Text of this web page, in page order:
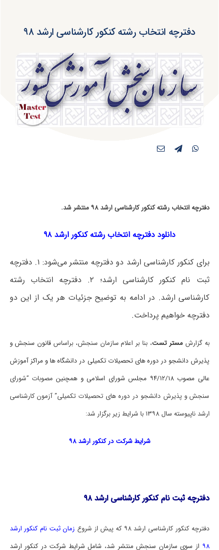
دفترچه انتخاب رشته کنکور کارشناسی ارشد ۹۸
دفترچه انتخاب رشته کنکور کارشناسی ارشد ۹۸ منتشر شد.
دانلود دفترچه انتخاب رشته کنکور ارشد ۹۸
برای کنکور کارشناسی ارشد دو دفترچه منتشر می‌شود: ۱. دفترچه
ثبت نام کنکور کارشناسی ارشد؛ ۲. دفترچه انتخاب رشته
کارشناسی ارشد. در ادامه به توضیح جزئیات هر یک از این دو
دفترچه خواهیم پرداخت.
به گزارشمستر تست، بنا بر اعلام سازمان سنجش، براساس قانون سنجش و
پذیرش دانشجو در دوره های تحصیلات تکمیلی در دانشگاه ها و مراکز آموزش
عالی مصوب ۹۴/۱۲/۱۸ مجلس شورای اسلامی و همچنین
مصوبات “شورای
سنجش و پذیرش دانشجو در دوره های تحصیلات تکمیلی” آزمون کارشناسی
ارشد ناپیوسته سال ۱۳۹۸ با شرایط زیر برگزار شد:
شرایط شرکت در کنکور ارشد ۹۸
دفترچه ثبت نام کنکور کارشناسی ارشد ۹۸
دفترچه کنکور کارشناسی ارشد ۹۸ که پیش از شروع
زمان ثبت نام کنکور ارشد
۹۸ از سوی سازمان سنجشمنتشر شد، شامل شرایط شرکت در کنکور ارشد